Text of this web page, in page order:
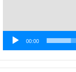
00:00